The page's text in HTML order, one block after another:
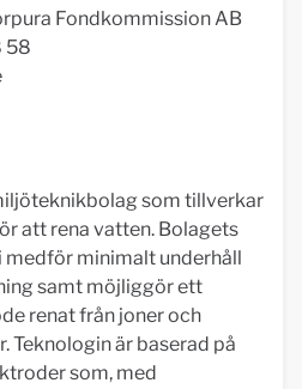
Fondkommission AB
58
som tillverkar
att rena vatten. Bolagets
minimalt underhåll
samt möjliggör ett
renat från joner och
Teknologin är baserad på
som, med